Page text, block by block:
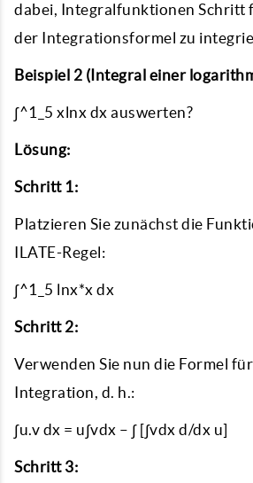
dabei, Integralfunktionen Schritt
der Integrationsformel zu
Beispiel 2 (Integral einer
∫^1_5 xlnx dx auswerten?
Lösung:
Schritt 1:
Platzieren Sie zunächst die
ILATE-Regel:
∫^1_5 lnx*x dx
Schritt 2:
Verwenden Sie nun die Formel
Integration, d. h.:
∫u.v dx = u∫vdx – ∫ [∫vdx d/dx u]
Schritt 3: